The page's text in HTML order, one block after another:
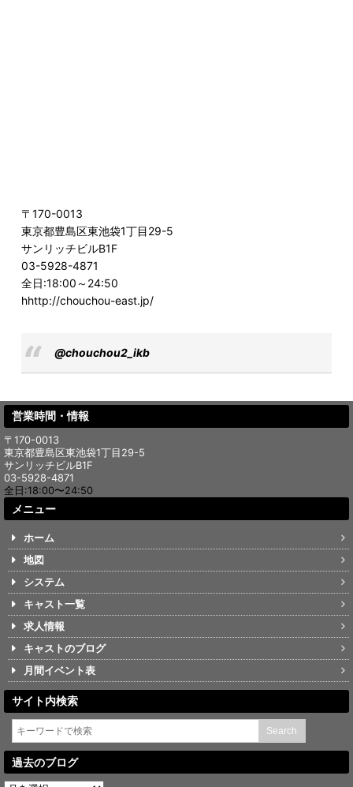
〒170-0013
東京都豊島区東池袋1丁目29-5
サンリッチビルB1F
03-5928-4871
全日:18:00～24:50
hhttp://chouchou-east.jp/
@chouchou2_ikb
営業時間・情報
〒170-0013
東京都豊島区東池袋1丁目29-5
サンリッチビルB1F
03-5928-4871
全日:18:00〜24:50
メニュー
ホーム
地図
システム
キャスト一覧
求人情報
キャストのブログ
月間イベント表
サイト内検索
過去のブログ